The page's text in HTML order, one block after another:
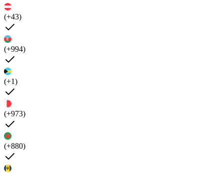
(+43)
(+994)
(+1)
(+973)
(+880)